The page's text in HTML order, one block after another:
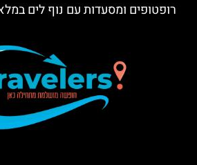
רופטופים ומסעדות עם נוף לים